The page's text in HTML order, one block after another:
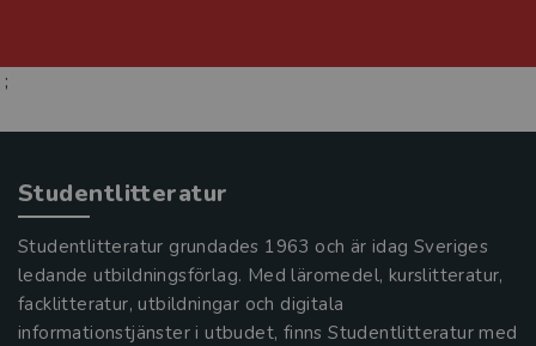
;
Studentlitteratur
Studentlitteratur grundades 1963 och är idag Sveriges
ledande utbildningsförlag. Med läromedel, kurslitteratur,
facklitteratur, utbildningar och digitala
informationstjänster i utbudet, finns Studentlitteratur med